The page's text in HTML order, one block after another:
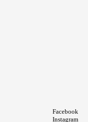
Facebook
Instagram